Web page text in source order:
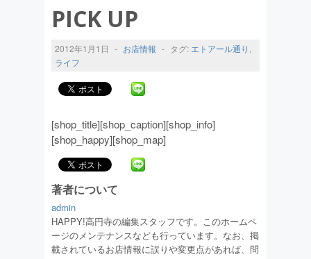
PICK UP
2012年1月1日 - お店情報 - タグ: エトアール通り ,
ライフ
[shop_title][shop_caption][shop_info]
[shop_happy][shop_map]
著者について
admin
HAPPY!高円寺の編集スタッフです。このホームペ
ージのメンテナンスなども行っています。なお、掲
載されているお店情報に誤りや変更点があれば、問